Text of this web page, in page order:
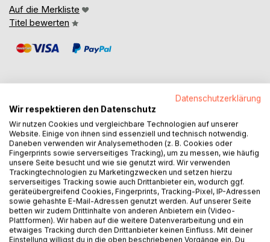
Auf die Merkliste
Titel bewerten
BESCHREIBUNG
Ein altes Geheimnis.
Ein magischer Ort.
Eine Liebe, die alles verändert.
Nach einem Schicksalsschlag zieht Elin in eine kleine Hütte
mitten im Wald an einen einsamen See. In der ehemals
verlassenen Hütte findet sie nicht nur ein altes Kräuterbuch,
sondern auch Spuren einer längst vergessenen
Geschichte.
Datenschutzerklärung
Wir respektieren den Datenschutz
Wir nutzen Cookies und vergleichbare Technologien auf unserer
Website. Einige von ihnen sind essenziell und technisch notwendig.
Daneben verwenden wir Analysemethoden (z. B. Cookies oder
Fingerprints sowie serverseitiges Tracking), um zu messen, wie häufig
unsere Seite besucht und wie sie genutzt wird. Wir verwenden
Trackingtechnologien zu Marketingzwecken und setzen hierzu
serverseitiges Tracking sowie auch Drittanbieter ein, wodurch ggf.
geräteübergreifend Cookies, Fingerprints, Tracking-Pixel, IP-Adressen
sowie gehashte E-Mail-Adressen genutzt werden. Auf unserer Seite
betten wir zudem Drittinhalte von anderen Anbietern ein (Video-
Plattformen). Wir haben auf die weitere Datenverarbeitung und ein
etwaiges Tracking durch den Drittanbieter keinen Einfluss. Mit deiner
Einstellung willigst du in die oben beschriebenen Vorgänge ein. Du